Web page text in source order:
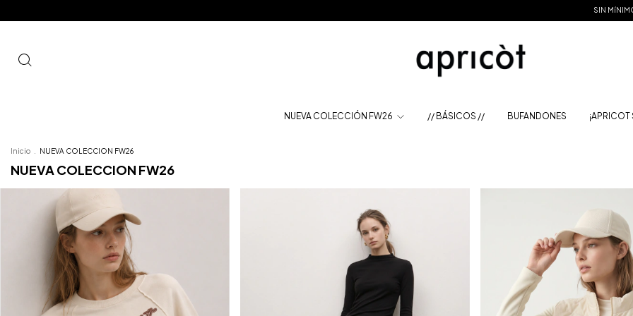
SIN MíNIMO DE COMPRA EN LA WEB POR TIEMPO
NUEVA COLECCIÓN FW26 // BÁSICOS // BUFANDONES ¡APRICOT
Inicio NUEVA COLECCION FW26
NUEVA COLECCION FW26